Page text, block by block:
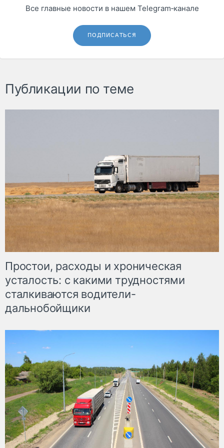
Все главные новости в нашем Telegram‑канале
ПОДПИСАТЬСЯ
Публикации по теме
Простои, расходы и хроническая
усталость: с какими трудностями
сталкиваются водители-
дальнобойщики